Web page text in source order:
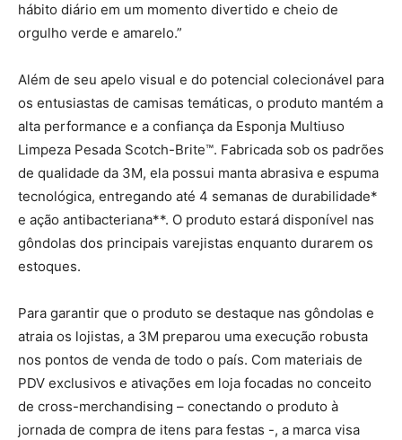
hábito diário em um momento divertido e cheio de
orgulho verde e amarelo.”
Além de seu apelo visual e do potencial colecionável para
os entusiastas de camisas temáticas, o produto mantém a
alta performance e a confiança da Esponja Multiuso
Limpeza Pesada Scotch-Brite™. Fabricada sob os padrões
de qualidade da 3M, ela possui manta abrasiva e espuma
tecnológica, entregando até 4 semanas de durabilidade*
e ação antibacteriana**. O produto estará disponível nas
gôndolas dos principais varejistas enquanto durarem os
estoques.
Para garantir que o produto se destaque nas gôndolas e
atraia os lojistas, a 3M preparou uma execução robusta
nos pontos de venda de todo o país. Com materiais de
PDV exclusivos e ativações em loja focadas no conceito
de cross-merchandising – conectando o produto à
jornada de compra de itens para festas -, a marca visa